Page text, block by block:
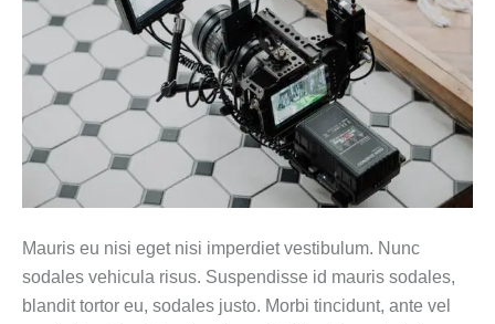
Mauris eu nisi eget nisi imperdiet vestibulum. Nunc
sodales vehicula risus. Suspendisse id mauris sodales,
blandit tortor eu, sodales justo. Morbi tincidunt, ante vel